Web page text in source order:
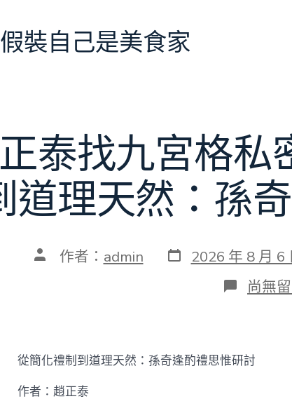
裝自己是美食家
正泰找九宮格
道理天然：孫
文 作者： admin 發
表
2026 年 8 月 6
在
〈【趙
九
宮
尚無
從簡化禮制到道理天然：孫奇逢酌禮思惟研討
作者：趙正泰